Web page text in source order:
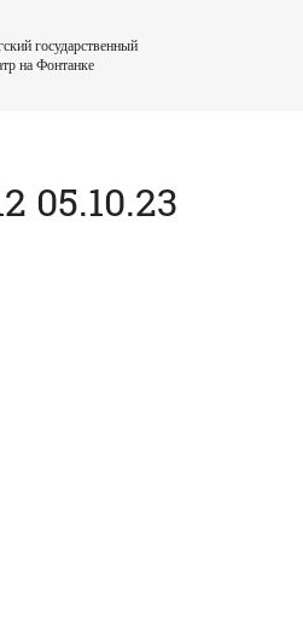
государственный
на Фонтанке
05.10.23